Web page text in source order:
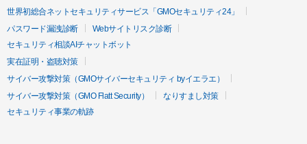
世界初総合ネットセキュリティサービス「GMOセキュリティ24」
パスワード漏洩診断
Webサイトリスク診断
セキュリティ相談AIチャットボット
実在証明・盗聴対策
サイバー攻撃対策（GMOサイバーセキュリティ byイエラエ）
サイバー攻撃対策（GMO Flatt Security）
なりすまし対策
セキュリティ事業の軌跡